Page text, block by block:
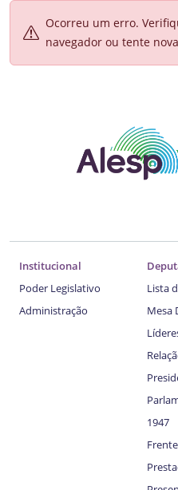
Ocorreu um erro.
navegador ou tente
Institucional
Poder Legislativo
Administração
Lista
Mesa
1947